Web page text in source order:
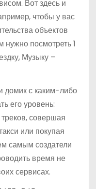
Вот здесь и
чтобы у вас
объектов
нужно посмотреть 1
Музыку –
домик с каким-либо
его уровень:
совершая
или покупая
самым создатели
время не
сервисах.